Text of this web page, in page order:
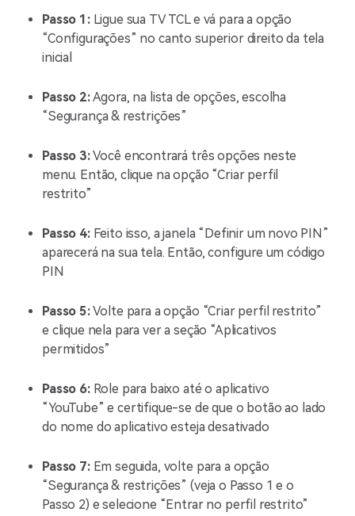
Passo 1:Ligue sua TV TCL e vá para a opção
“Configurações” no canto superior direito da tela
inicial
Passo 2:Agora, na lista de opções, escolha
“Segurança & restrições”
Passo 3:Você encontrará três opções neste
menu. Então, clique na opção “Criar perfil
restrito”
Passo 4:Feito isso, a janela “Definir um novo PIN”
aparecerá na sua tela. Então, configure um código
PIN
Passo 5:Volte para a opção “Criar perfil restrito”
e clique nela para ver a seção “Aplicativos
permitidos”
Passo 6:Role para baixo até o aplicativo
“YouTube” e certifique-se de que o botão ao lado
do nome do aplicativo esteja desativado
Passo 7: Em seguida, volte para a opção
“Segurança & restrições” (veja o Passo 1 e o
Passo 2) e selecione “Entrar no perfil restrito”